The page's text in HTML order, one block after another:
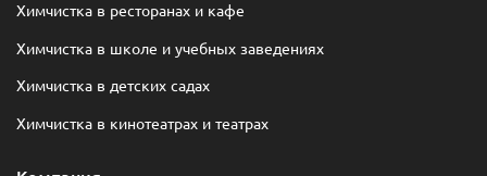
Химчистка в ресторанах и кафе
Химчистка в школе и учебных заведениях
Химчистка в детских садах
Химчистка в кинотеатрах и театрах